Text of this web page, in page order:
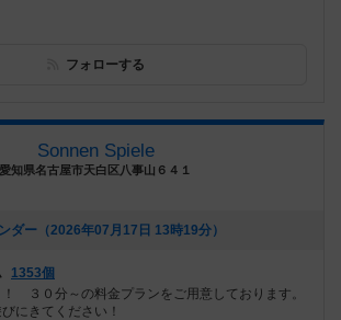
フォローする
Sonnen Spiele
愛知県名古屋市天白区八事山６４１
ダー（2026年07月17日 13時19分）
1353個
３０分～の料金プランをご用意しております。
にきてください！